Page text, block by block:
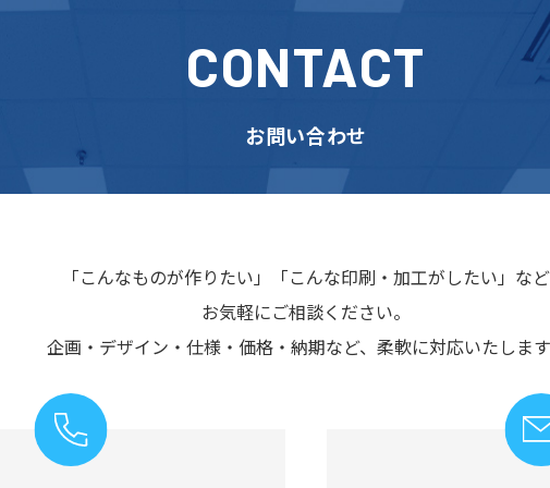
CONTACT
お問い合わせ
「こんなものが作りたい」
「こんな印刷・加工がしたい」など
お気軽にご相談ください。
企画・デザイン・仕様・価格・納期など、 柔軟に対応いたしま